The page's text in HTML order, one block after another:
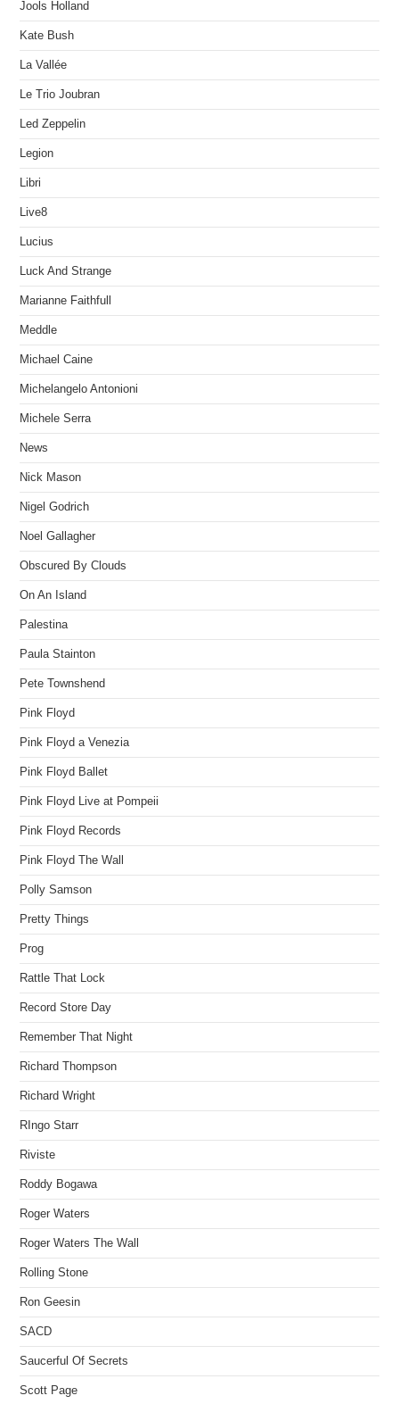
Jools Holland
Kate Bush
La Vallée
Le Trio Joubran
Led Zeppelin
Legion
Libri
Live8
Lucius
Luck And Strange
Marianne Faithfull
Meddle
Michael Caine
Michelangelo Antonioni
Michele Serra
News
Nick Mason
Nigel Godrich
Noel Gallagher
Obscured By Clouds
On An Island
Palestina
Paula Stainton
Pete Townshend
Pink Floyd
Pink Floyd a Venezia
Pink Floyd Ballet
Pink Floyd Live at Pompeii
Pink Floyd Records
Pink Floyd The Wall
Polly Samson
Pretty Things
Prog
Rattle That Lock
Record Store Day
Remember That Night
Richard Thompson
Richard Wright
RIngo Starr
Riviste
Roddy Bogawa
Roger Waters
Roger Waters The Wall
Rolling Stone
Ron Geesin
SACD
Saucerful Of Secrets
Scott Page